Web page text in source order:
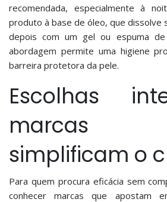
recomendada, especialmente à
produto à base de óleo, que dissolve
depois com um gel ou espuma de
abordagem permite uma higiene
barreira protetora da pele.
Escolhas
simplificam o
Para quem procura eficácia sem
conhecer marcas que apostam